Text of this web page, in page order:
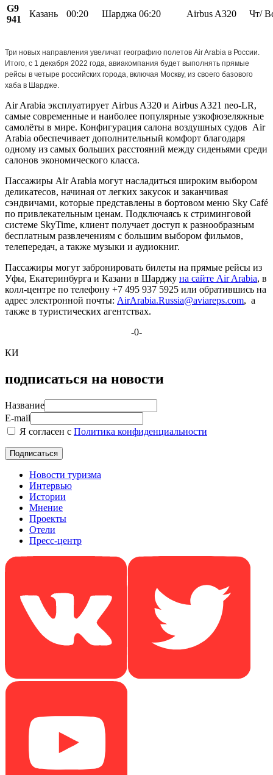
G9
941
Казань 00:20 Шарджа 06:20 Airbus A320 Чт/
Три новых направления увеличат географию полетов Air Arabia в России.
Итого, с 1 декабря 2022 года, авиакомпания будет выполнять прямые
рейсы в четыре российских города, включая Москву, из своего базового
хаба в Шардже.
Air Arabia эксплуатирует Airbus A320 и Airbus A321 neo-LR,
самые современные и наиболее популярные узкофюзеляжные
самолёты в мире. Конфигурация салона воздушных судов Air
Arabia обеспечивает дополнительный комфорт благодаря
одному из самых больших расстояний между сиденьями среди
салонов экономического класса.
Пассажиры Air Arabia могут насладиться широким выбором
деликатесов, начиная от легких закусок и заканчивая
сэндвичами, которые представлены в бортовом меню Sky Café
по привлекательным ценам. Подключаясь к стриминговой
системе SkyTime, клиент получает доступ к разнообразным
бесплатным развлечениям с большим выбором фильмов,
телепередач, а также музыки и аудиокниг.
Пассажиры могут забронировать билеты на прямые рейсы из
Уфы, Екатеринбурга и Казани в Шарджу на сайте Air Arabia, в
колл-центре по телефону +7 495 937 5925 или обратившись на
адрес электронной почты: AirArabia.Russia@aviareps.com, а
также в туристических агентствах.
-0-
КИ
подписаться на новости
Название
E-mail
Я согласен с Политика конфиденциальности
Новости туризма
Интервью
Истории
Мнение
Проекты
Отели
Пресс-центр